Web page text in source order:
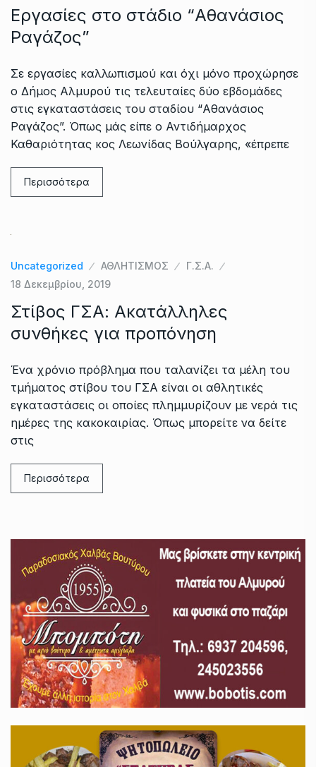
Εργασίες στο στάδιο “Αθανάσιος
Ραγάζος”
Σε εργασίες καλλωπισμού και όχι μόνο προχώρησε
ο Δήμος Αλμυρού τις τελευταίες δύο εβδομάδες
στις εγκαταστάσεις του σταδίου “Αθανάσιος
Ραγάζος”. Όπως μάς είπε ο Αντιδήμαρχος
Καθαριότητας κος Λεωνίδας Βούλγαρης, «έπρεπε
Περισσότερα
Uncategorized ΑΘΛΗΤΙΣΜΟΣ
Γ.Σ.Α.
18 Δεκεμβρίου, 2019
Στίβος ΓΣΑ: Ακατάλληλες
συνθήκες για προπόνηση
Ένα χρόνιο πρόβλημα που ταλανίζει τα μέλη του
τμήματος στίβου του ΓΣΑ είναι οι αθλητικές
εγκαταστάσεις οι οποίες πλημμυρίζουν με νερά τις
ημέρες της κακοκαιρίας. Όπως μπορείτε να δείτε
στις
Περισσότερα